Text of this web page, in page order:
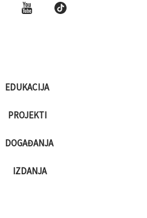
EDUKACIJA
PROJEKTI
DOGAĐANJA
IZDANJA